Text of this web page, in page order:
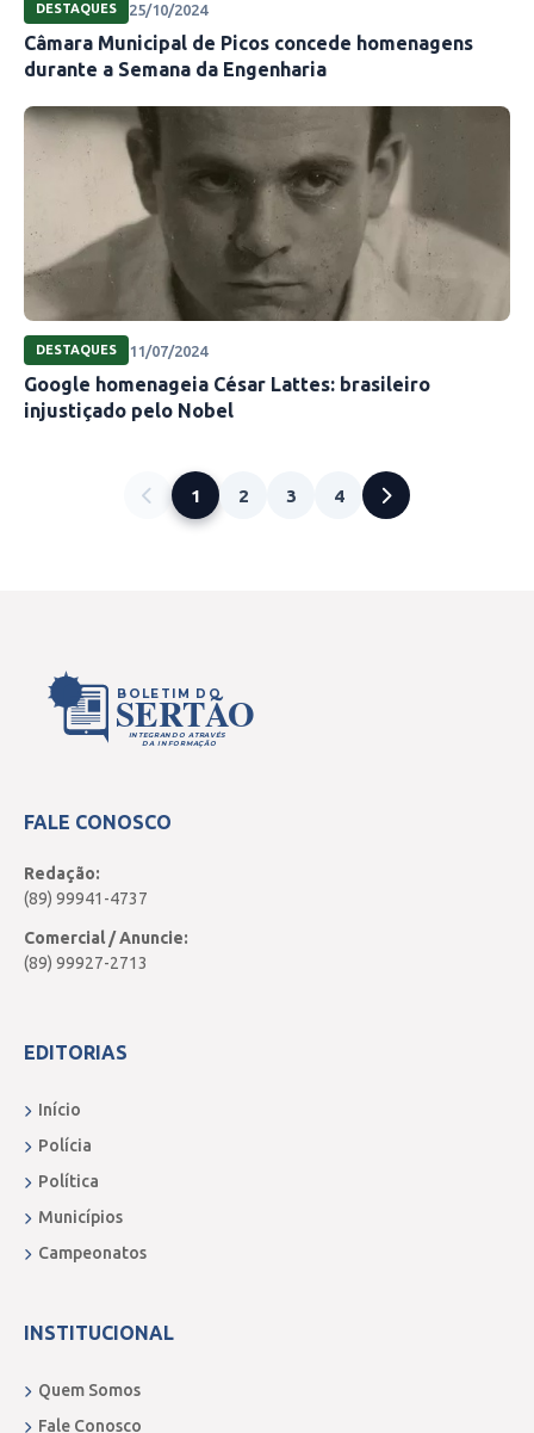
DESTAQUES 25/10/2024
Câmara Municipal de Picos concede homenagens
durante a Semana da Engenharia
DESTAQUES 11/07/2024
Google homenageia César Lattes: brasileiro
injustiçado pelo Nobel
1 2 3 4
BOLETIM DO
SERTÃO
INTEGRANDO ATRAVÉS
DA INFORMAÇÃO
FALE CONOSCO
Redação:
(89) 99941-4737
Comercial / Anuncie:
(89) 99927-2713
EDITORIAS
Início
Polícia
Política
Municípios
Campeonatos
INSTITUCIONAL
Quem Somos
Fale Conosco